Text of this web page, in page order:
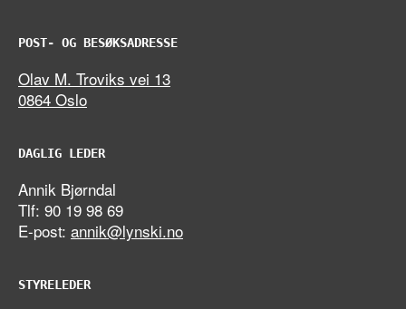
POST- OG BESØKSADRESSE
Olav M. Troviks vei 13
0864 Oslo
DAGLIG LEDER
Annik Bjørndal
Tlf: 90 19 98 69
E-post: annik@lynski.no
STYRELEDER